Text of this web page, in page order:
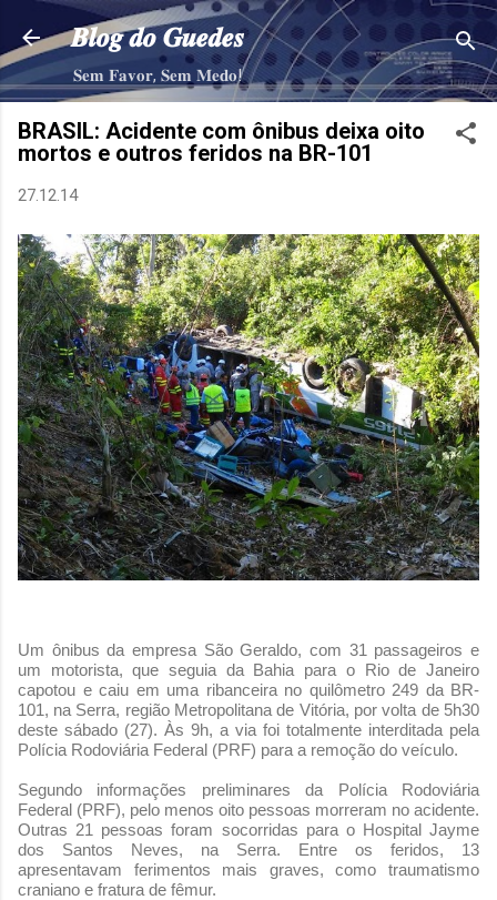
Pular para o conteúdo principal
𝑩𝒍𝒐𝒈 𝒅𝒐 𝑮𝒖𝒆𝒅𝒆𝒔
𝐒𝐞𝐦 𝐅𝐚𝐯𝐨𝐫, 𝐒𝐞𝐦 𝐌𝐞𝐝𝐨!
BRASIL: Acidente com ônibus deixa oito
mortos e outros feridos na BR-101
27.12.14
Um ônibus da empresa São Geraldo, com 31 passageiros e
um motorista, que seguia da Bahia para o Rio de Janeiro
capotou e caiu em uma ribanceira no quilômetro 249 da BR-
101, na Serra, região Metropolitana de Vitória, por volta de 5h30
deste sábado (27). Às 9h, a via foi totalmente interditada pela
Polícia Rodoviária Federal (PRF) para a remoção do veículo.
Segundo informações preliminares da Polícia Rodoviária
Federal (PRF), pelo menos oito pessoas morreram no acidente.
Outras 21 pessoas foram socorridas para o Hospital Jayme
dos Santos Neves, na Serra. Entre os feridos, 13
apresentavam ferimentos mais graves, como traumatismo
craniano e fratura de fêmur.